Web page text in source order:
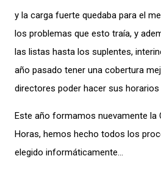
y la carga fuerte quedaba para el
los problemas que esto traía, y
las listas hasta los suplentes,
año pasado tener una cobertura
directores poder hacer sus
Este año formamos nuevamente la
Horas, hemos hecho todos los
elegido informáticamente…